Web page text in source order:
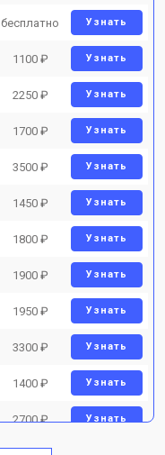
бесплатно Узнать
1100 ₽ Узнать
2250 ₽ Узнать
1700 ₽ Узнать
3500 ₽ Узнать
1450 ₽ Узнать
1800 ₽ Узнать
1900 ₽ Узнать
1950 ₽ Узнать
3300 ₽ Узнать
1400 ₽ Узнать
2700 ₽ Узнать